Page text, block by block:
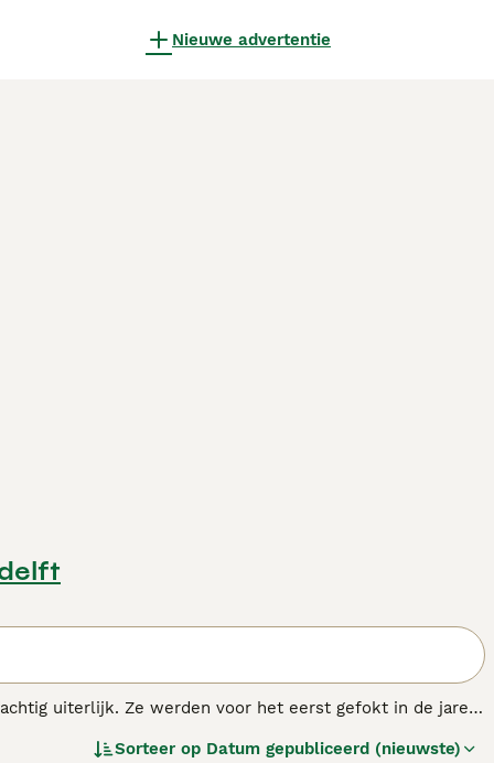
Nieuwe advertentie
uiterlijk. Ze werden voor het eerst gefokt in de jaren
Sorteer op Datum gepubliceerd (nieuwste)